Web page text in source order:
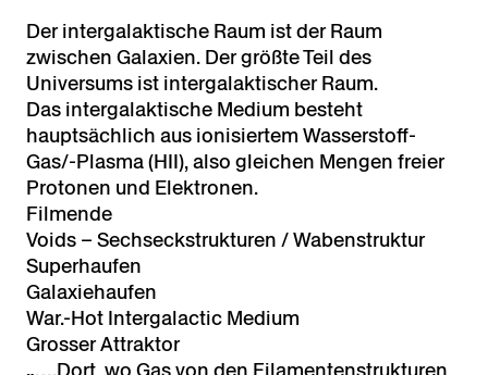
Der intergalaktische Raum ist der Raum
zwischen Galaxien. Der größte Teil des
Universums ist intergalaktischer Raum.
Das intergalaktische Medium besteht
hauptsächlich aus ionisiertem Wasserstoff-
Gas/-Plasma (HII), also gleichen Mengen freier
Protonen und Elektronen.
Filmende
Voids – Sechseckstrukturen / Wabenstruktur
Superhaufen
Galaxiehaufen
War.-Hot Intergalactic Medium
Grosser Attraktor